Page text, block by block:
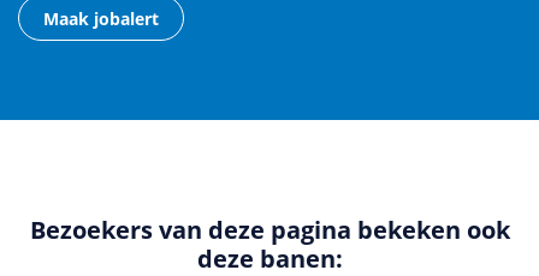
Maak jobalert
Bezoekers van deze pagina bekeken ook
deze banen: